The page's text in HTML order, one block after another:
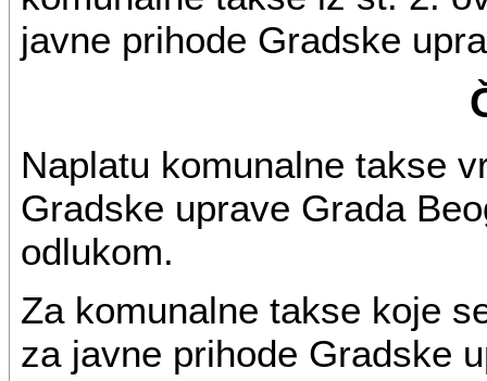
javne prihode Gradske
Naplatu komunalne takse
Gradske uprave Grada
odlukom.
Za komunalne takse koje
za javne prihode Gradske